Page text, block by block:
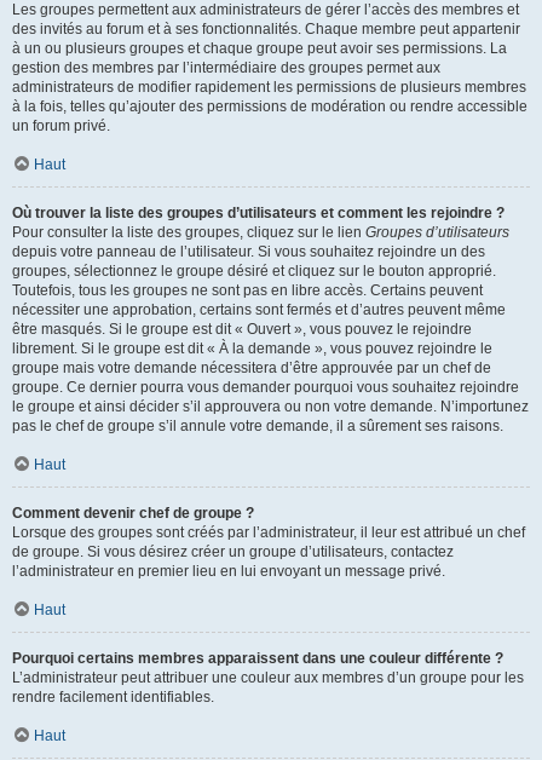
Les groupes permettent aux administrateurs de gérer l’accès des membres et
des invités au forum et à ses fonctionnalités. Chaque membre peut appartenir
à un ou plusieurs groupes et chaque groupe peut avoir ses permissions. La
gestion des membres par l’intermédiaire des groupes permet aux
administrateurs de modifier rapidement les permissions de plusieurs membres
à la fois, telles qu’ajouter des permissions de modération ou rendre accessible
un forum privé.
Haut
Où trouver la liste des groupes d’utilisateurs et comment les rejoindre ?
Pour consulter la liste des groupes, cliquez sur le lien Groupes d’utilisateurs
depuis votre panneau de l’utilisateur. Si vous souhaitez rejoindre un des
groupes, sélectionnez le groupe désiré et cliquez sur le bouton approprié.
Toutefois, tous les groupes ne sont pas en libre accès. Certains peuvent
nécessiter une approbation, certains sont fermés et d’autres peuvent même
être masqués. Si le groupe est dit « Ouvert », vous pouvez le rejoindre
librement. Si le groupe est dit « À la demande », vous pouvez rejoindre le
groupe mais votre demande nécessitera d’être approuvée par un chef de
groupe. Ce dernier pourra vous demander pourquoi vous souhaitez rejoindre
le groupe et ainsi décider s’il approuvera ou non votre demande. N’importunez
pas le chef de groupe s’il annule votre demande, il a sûrement ses raisons.
Haut
Comment devenir chef de groupe ?
Lorsque des groupes sont créés par l’administrateur, il leur est attribué un chef
de groupe. Si vous désirez créer un groupe d’utilisateurs, contactez
l’administrateur en premier lieu en lui envoyant un message privé.
Haut
Pourquoi certains membres apparaissent dans une couleur différente ?
L’administrateur peut attribuer une couleur aux membres d’un groupe pour les
rendre facilement identifiables.
Haut